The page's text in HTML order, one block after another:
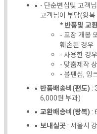
- 단순변심및 고객
고객님이 부담(왕
* 반품및 교
- 포장 개봉
훼손된 경우
- 사용한 경
- 맞춤제작
- 볼펜심, 잉
반품배송비(편도) :
6,000원 부과)
교환배송비(왕복) :
보내실곳: 서울시